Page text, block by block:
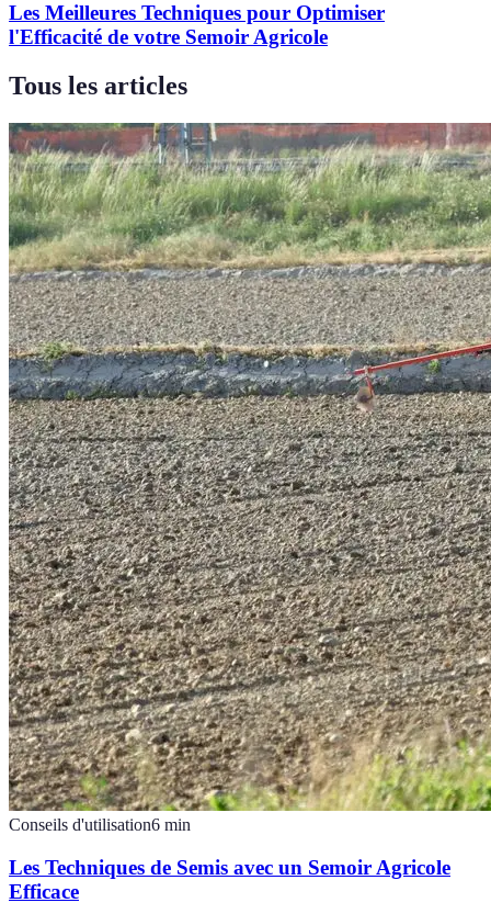
Les Meilleures Techniques pour Optimiser
l'Efficacité de votre Semoir Agricole
Tous les articles
Conseils d'utilisation6 min
Les Techniques de Semis avec un Semoir Agricole
Efficace